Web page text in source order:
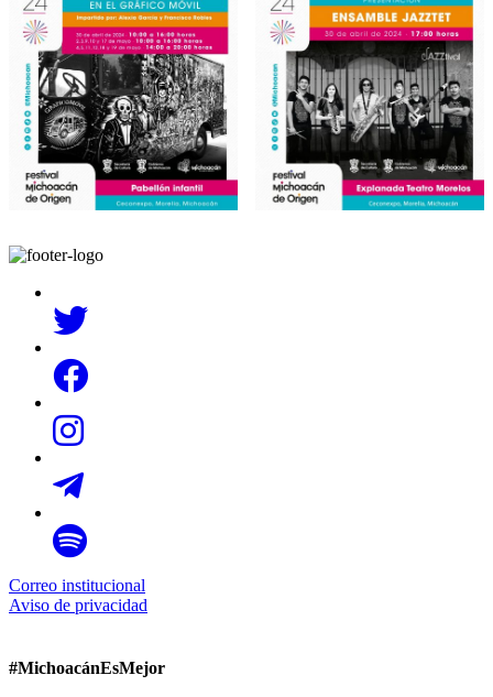
Correo institucional
Aviso de privacidad
#MichoacánEsMejor